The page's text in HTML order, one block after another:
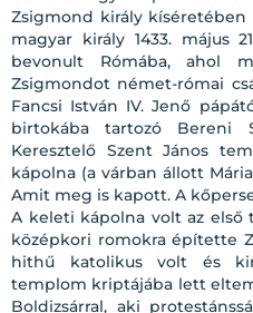
Zsigmond király
magyar király 1433. május
bevonult Rómába, ahol
Zsigmondot német-római
Fancsi István IV. Jenő
birtokába tartozó Bereni
Keresztelő Szent János
kápolna (a várban állott
Amit meg is kapott. A
A keleti kápolna volt az
középkori romokra építette
hithű katolikus volt és
templom kriptájába lett
Boldizsárral, aki